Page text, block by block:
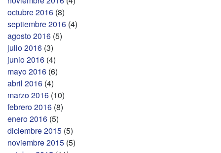
octubre 2016 (8)
septiembre 2016 (4)
agosto 2016 (5)
julio 2016 (3)
junio 2016 (4)
mayo 2016 (6)
abril 2016 (4)
marzo 2016 (10)
febrero 2016 (8)
enero 2016 (5)
diciembre 2015 (5)
noviembre 2015 (5)